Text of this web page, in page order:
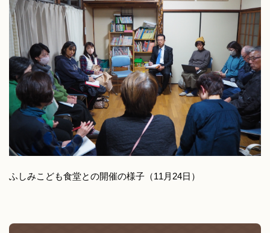
ふしみこども食堂との開催の様子（11月24日）